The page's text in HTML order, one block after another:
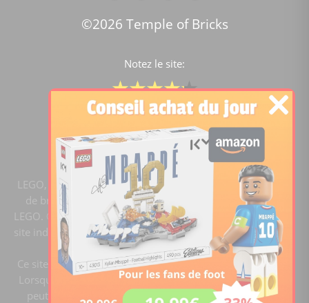
©2026 Temple of Bricks
Notez le site:
Comparateur de prix Lego
4.2/5 -15446notes
LEGO, le logo LEGO, la figurine LEGO et les configurations
de briques sont des marques commerciales du groupe
LEGO. ©2020 The LEGO Group. Templeofbricks.com est un
site indépendant du groupe LEGO, il n'est pas sponsorisé ni
validé par LEGO.
Ce site est membre du programme Ebay Partner Network.
Lorsque vous cliquez sur un lien et faites un achat, ce site
peut recevoir une commission. En tant que Partenaire